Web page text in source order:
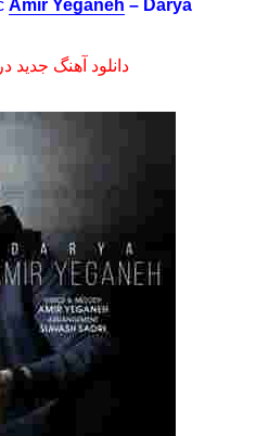
Amir Yeganeh – Darya
دانلود آهنگ جدید